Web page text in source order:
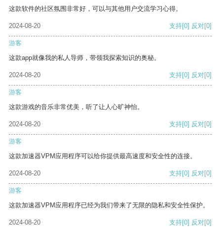
这款软件的社区氛围非常好，可以与其他用户交流学习心得。
2024-08-20 支持[0] 反对[0]
游客
这款app就像我的私人导师，带领我探索知识的奥秘。
2024-08-20 支持[0] 反对[0]
游客
这款游戏的音乐非常优美，听了让人心旷神怡。
2024-08-20 支持[0] 反对[0]
游客
这款加速器VPM应用程序可以给你提供最高速度和安全性的连接。
2024-08-20 支持[0] 反对[0]
游客
这款加速器VPM应用程序已经为我们带来了无限的隐私和安全性保护。
2024-08-20 支持[0] 反对[0]